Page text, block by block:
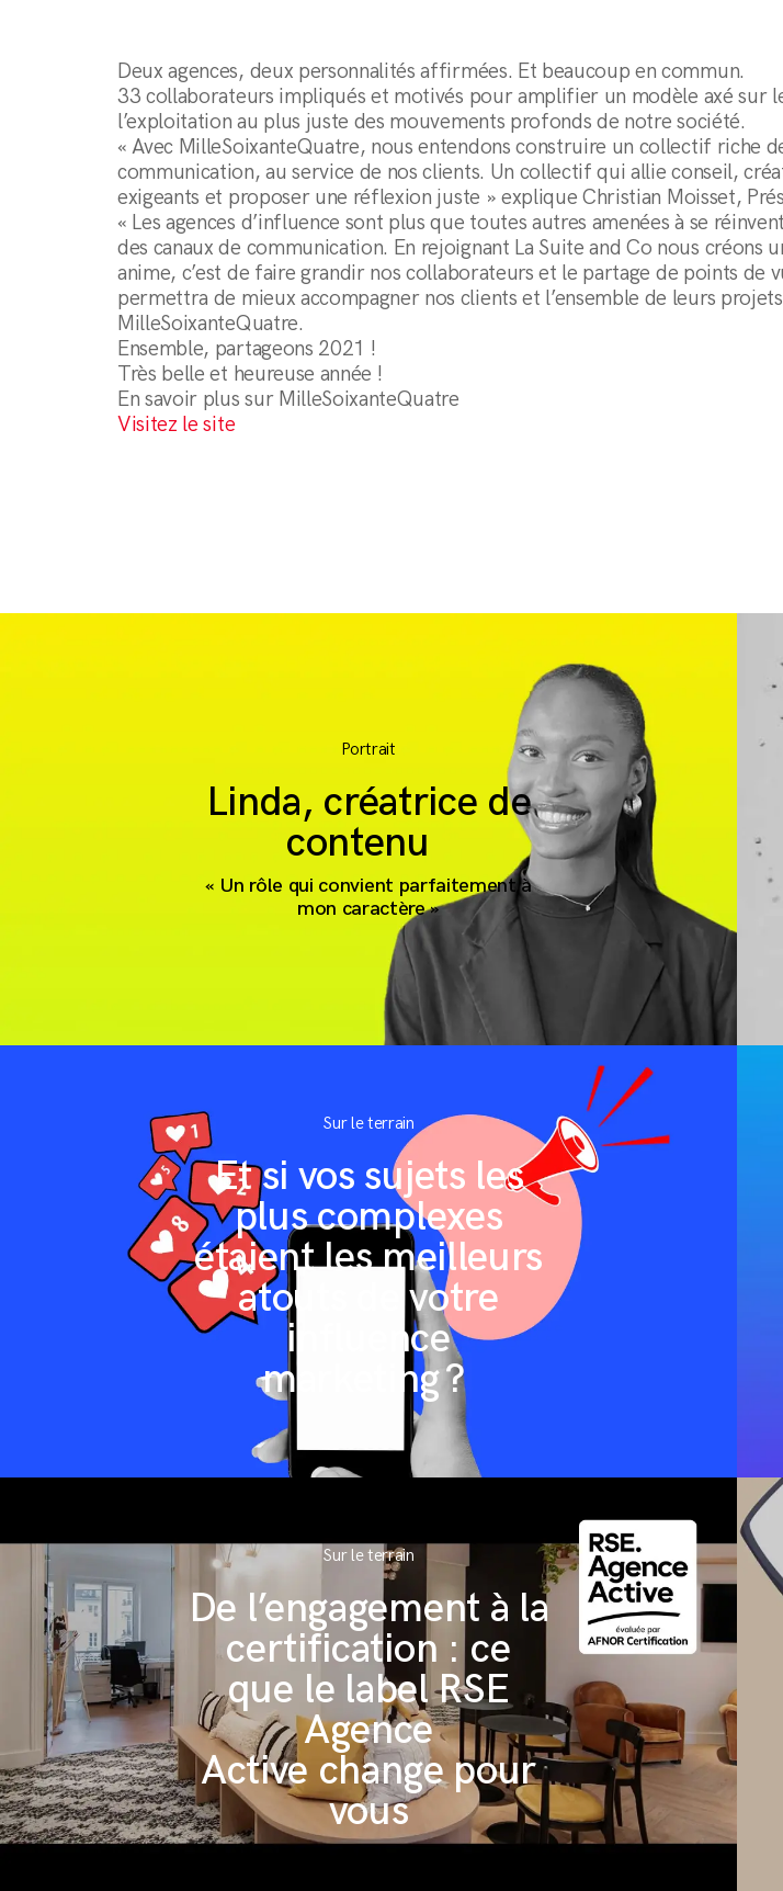
andCo
Mentions légales
Conditions
Deux agences, deux personnalités affirmées. Et beaucoup en commun.
33 collaborateurs impliqués et motivés pour amplifier un modèle axé sur
l’exploitation au plus juste des mouvements profonds de notre société.
« Avec MilleSoixanteQuatre, nous entendons construire un collectif riche
communication, au service de nos clients. Un collectif qui allie conseil,
exigeants et proposer une réflexion juste » explique Christian Moisset,
« Les agences d’influence sont plus que toutes autres amenées à se
des canaux de communication. En rejoignant La Suite and Co nous créons
anime, c’est de faire grandir nos collaborateurs et le partage de points de
permettra de mieux accompagner nos clients et l’ensemble de leurs
MilleSoixanteQuatre.
Ensemble, partageons 2021 !
Très belle et heureuse année !
En savoir plus sur MilleSoixanteQuatre
Visitez le site
Portrait
Linda, créatrice de
contenu
« Un rôle qui convient parfaitement à
mon caractère »
Sur le terrain
Et si vos sujets les
plus complexes
étaient les meilleurs
atouts de votre
influence
marketing ?
Sur le terrain
De l’engagement à la
certification : ce
que le label RSE
Agence
Active change pour
vous